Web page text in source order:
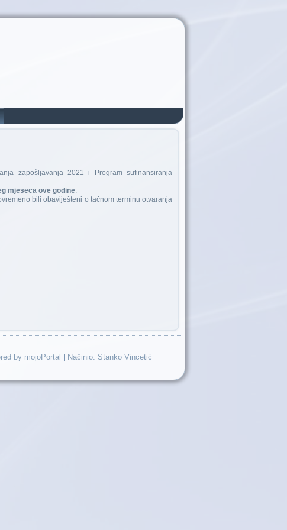
zapošljavanja 2021 i Program sufinansiranja
mjeseca ove godine.
bili obaviješteni o tačnom terminu otvaranja
by mojoPortal Načinio: Stanko Vincetić